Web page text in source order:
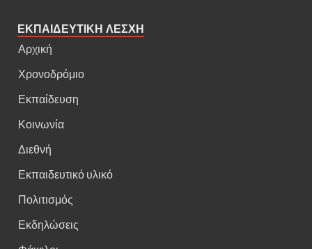
ΕΚΠΑΙΔΕΥΤΙΚΗ ΛΕΣΧΗ
Αρχική
Χρονοδρόμιο
Εκπαίδευση
Κοινωνία
Διεθνή
Εκπαιδευτικό υλικό
Πολιτισμός
Εκδηλώσεις